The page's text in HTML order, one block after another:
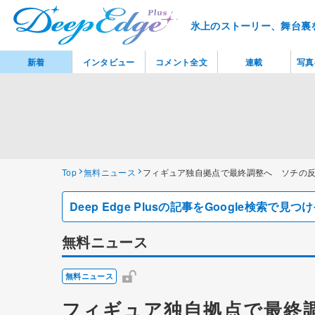
氷上のストーリー、舞台
Top 無料ニュース フィギュア独自拠点で最終調整へ ソチの
Deep Edge Plusの記事をGoogle検索で見つ
無料ニュース
無料ニュース
フィギュア独自拠点で最
新着 インタビュー コメント全文 連載 写